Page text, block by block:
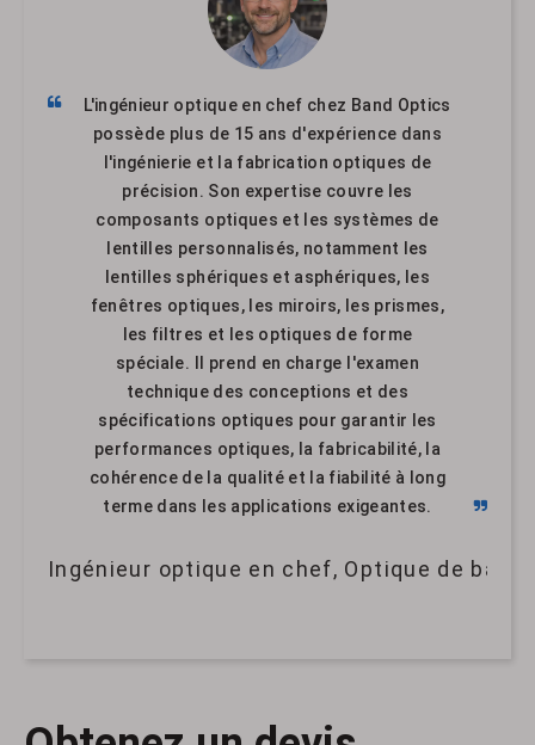
L'ingénieur optique en chef chez Band Optics
possède plus de 15 ans d'expérience dans
l'ingénierie et la fabrication optiques de
précision. Son expertise couvre les
composants optiques et les systèmes de
lentilles personnalisés, notamment les
lentilles sphériques et asphériques, les
fenêtres optiques, les miroirs, les prismes,
les filtres et les optiques de forme
spéciale. Il prend en charge l'examen
technique des conceptions et des
spécifications optiques pour garantir les
performances optiques, la fabricabilité, la
cohérence de la qualité et la fiabilité à long
terme dans les applications exigeantes.
Ingénieur optique en chef, Optique de